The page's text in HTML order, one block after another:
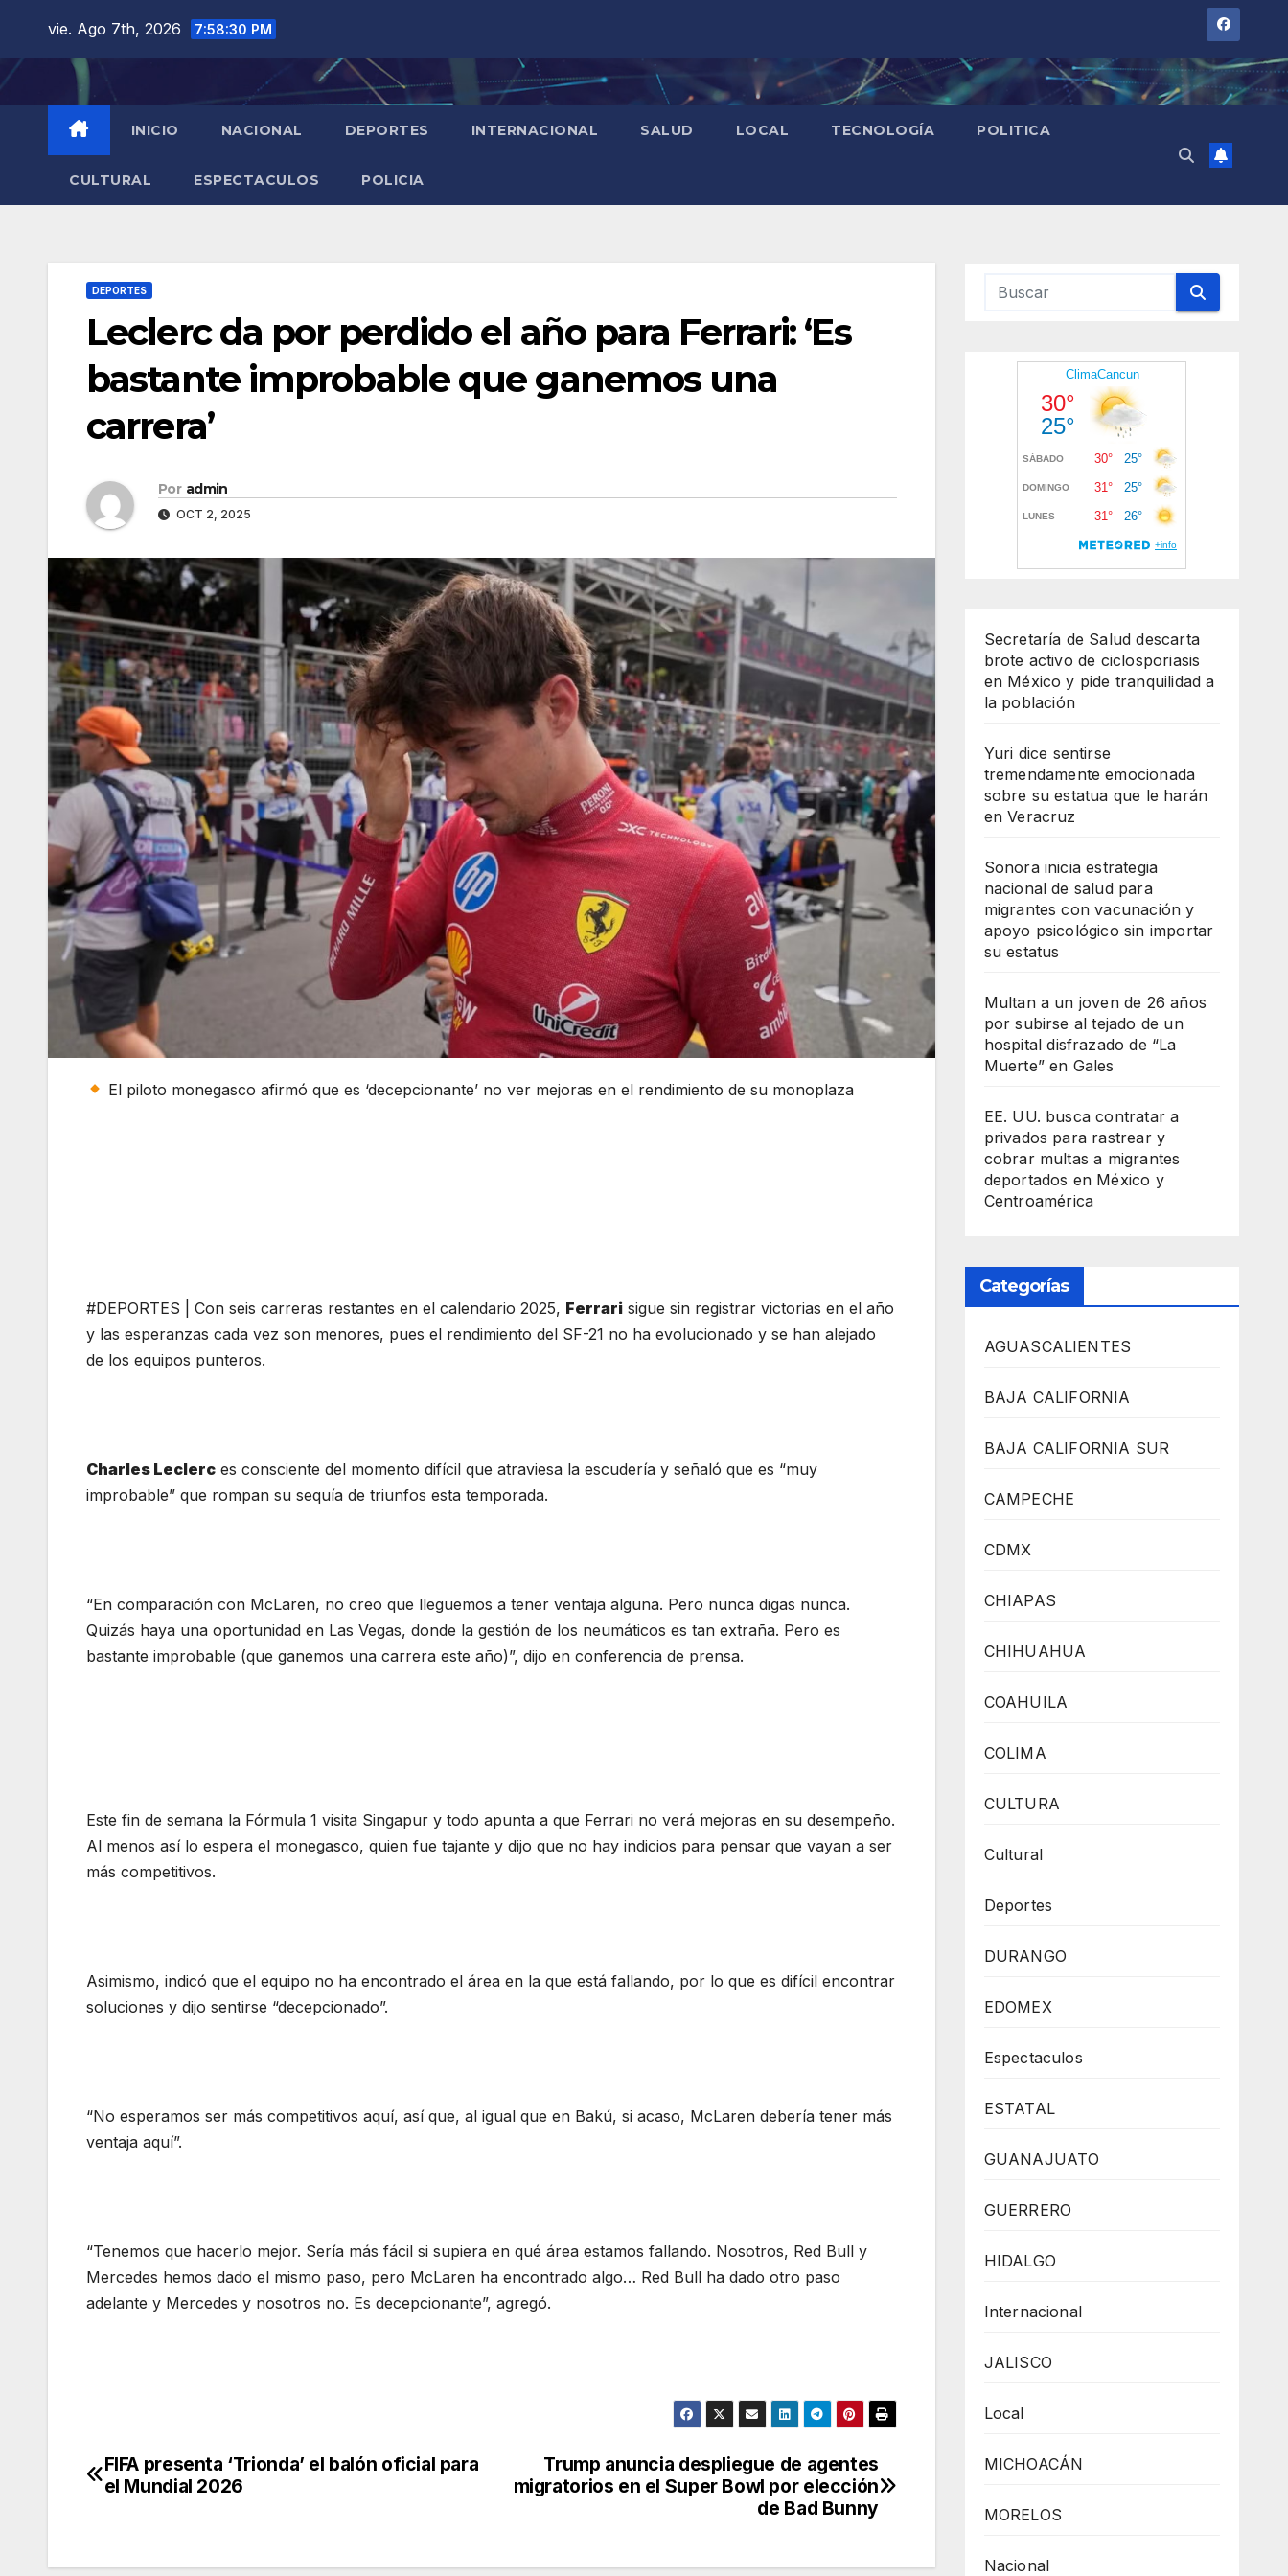
contenido
vie. Ago 7th, 2026 7:58:31 PM
INICIO NACIONAL DEPORTES INTERNACIONAL SALUD LOCAL TECNOLOGÍA POLITICA
CULTURAL ESPECTACULOS POLICIA
DEPORTES
Leclerc da por perdido el año para Ferrari: ‘Es
bastante improbable que ganemos una
carrera’
Por admin
OCT 2, 2025
El piloto monegasco afirmó que es ‘decepcionante’ no ver mejoras en el rendimiento de su monoplaza
#DEPORTES | Con seis carreras restantes en el calendario 2025, Ferrari sigue sin registrar victorias en el año
y las esperanzas cada vez son menores, pues el rendimiento del SF-21 no ha evolucionado y se han alejado
de los equipos punteros.
Charles Leclerc es consciente del momento difícil que atraviesa la escudería y señaló que es “muy
improbable” que rompan su sequía de triunfos esta temporada.
“En comparación con McLaren, no creo que lleguemos a tener ventaja alguna. Pero nunca digas nunca.
Quizás haya una oportunidad en Las Vegas, donde la gestión de los neumáticos es tan extraña. Pero es
bastante improbable (que ganemos una carrera este año)”, dijo en conferencia de prensa.
Este fin de semana la Fórmula 1 visita Singapur y todo apunta a que Ferrari no verá mejoras en su desempeño.
Al menos así lo espera el monegasco, quien fue tajante y dijo que no hay indicios para pensar que vayan a ser
más competitivos.
Asimismo, indicó que el equipo no ha encontrado el área en la que está fallando, por lo que es difícil encontrar
soluciones y dijo sentirse “decepcionado”.
“No esperamos ser más competitivos aquí, así que, al igual que en Bakú, si acaso, McLaren debería tener más
ventaja aquí”.
“Tenemos que hacerlo mejor. Sería más fácil si supiera en qué área estamos fallando. Nosotros, Red Bull y
Mercedes hemos dado el mismo paso, pero McLaren ha encontrado algo… Red Bull ha dado otro paso
adelante y Mercedes y nosotros no. Es decepcionante”, agregó.
Navegación
Trump anuncia despliegue de agentes
migratorios en el Super Bowl por elección
de Bad Bunny
FIFA presenta ‘Trionda’ el balón oficial para
el Mundial 2026
Secretaría de Salud descarta
brote activo de ciclosporiasis
en México y pide tranquilidad a
la población
Yuri dice sentirse
tremendamente emocionada
sobre su estatua que le harán
en Veracruz
Sonora inicia estrategia
nacional de salud para
migrantes con vacunación y
apoyo psicológico sin importar
su estatus
Multan a un joven de 26 años
por subirse al tejado de un
hospital disfrazado de “La
Muerte” en Gales
EE. UU. busca contratar a
privados para rastrear y
cobrar multas a migrantes
deportados en México y
Centroamérica
Categorías
AGUASCALIENTES
BAJA CALIFORNIA
BAJA CALIFORNIA SUR
CAMPECHE
CDMX
CHIAPAS
CHIHUAHUA
COAHUILA
COLIMA
CULTURA
Cultural
Deportes
DURANGO
EDOMEX
Espectaculos
ESTATAL
GUANAJUATO
GUERRERO
HIDALGO
Internacional
JALISCO
Local
MICHOACÁN
MORELOS
Nacional